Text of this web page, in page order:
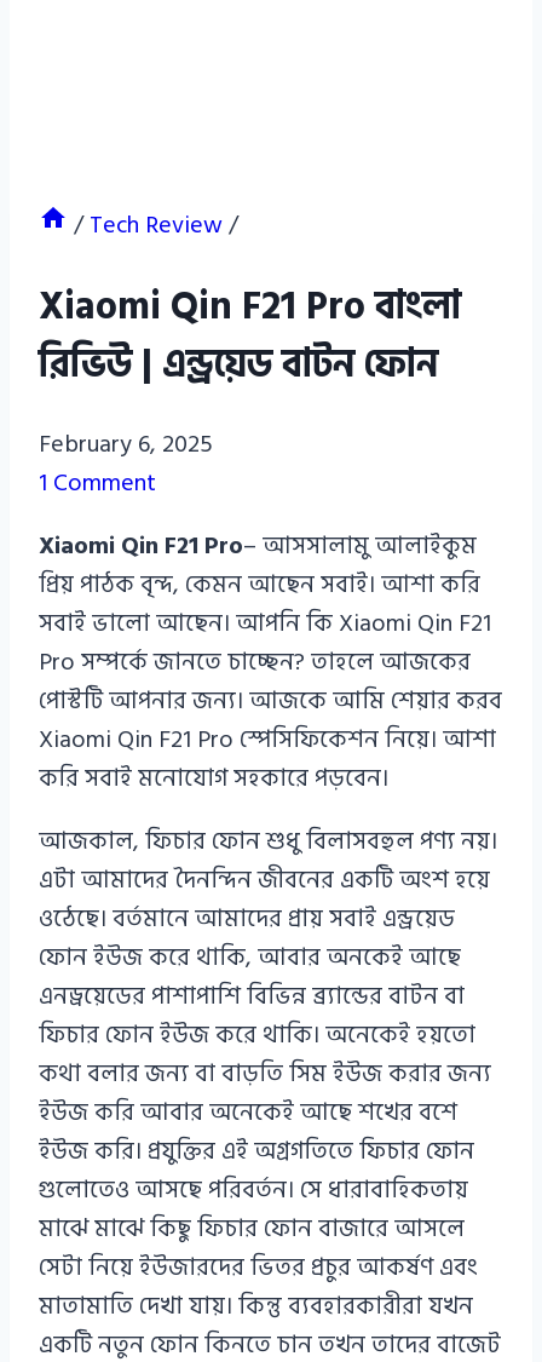
/Tech Review/
Xiaomi Qin F21 Pro বাংলা
রিভিউ | এন্ড্রয়েড বাটন ফোন
Azizul
Haque
Haque
February 6, 2025
1 Comment
Xiaomi Qin F21 Pro– আসসালামু আলাইকুম
প্রিয় পাঠক বৃন্দ, কেমন আছেন সবাই। আশা করি
সবাই ভালো আছেন। আপনি কি Xiaomi Qin F21
Pro সম্পর্কে জানতে চাচ্ছেন? তাহলে আজকের
পোস্টটি আপনার জন্য। আজকে আমি শেয়ার করব
Xiaomi Qin F21 Pro স্পেসিফিকেশন নিয়ে। আশা
করি সবাই মনোযোগ সহকারে পড়বেন।
আজকাল, ফিচার ফোন শুধু বিলাসবহুল পণ্য নয়।
এটা আমাদের দৈনন্দিন জীবনের একটি অংশ হয়ে
ওঠেছে। বর্তমানে আমাদের প্রায় সবাই এন্ড্রয়েড
ফোন ইউজ করে থাকি, আবার অনকেই আছে
এনড্রয়েডের পাশাপাশি বিভিন্ন ব্র‍্যান্ডের বাটন বা
ফিচার ফোন ইউজ করে থাকি। অনেকেই হয়তো
কথা বলার জন্য বা বাড়তি সিম ইউজ করার জন্য
ইউজ করি আবার অনেকেই আছে শখের বশে
ইউজ করি। প্রযুক্তির এই অগ্রগতিতে ফিচার ফোন
গুলোতেও আসছে পরিবর্তন। সে ধারাবাহিকতায়
মাঝে মাঝে কিছু ফিচার ফোন বাজারে আসলে
সেটা নিয়ে ইউজারদের ভিতর প্রচুর আকর্ষণ এবং
মাতামাতি দেখা যায়। কিন্তু ব্যবহারকারীরা যখন
একটি নতুন ফোন কিনতে চান তখন তাদের বাজেট